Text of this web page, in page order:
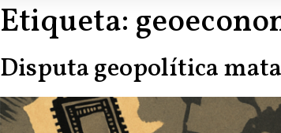
Etiqueta:
Disputa geopolítica